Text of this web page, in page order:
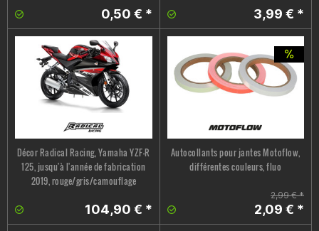
0,50 € * 3,99 € *
Décor Radical Racing, Yamaha YZF-R
125, jusqu'à l'année de fabrication
2019, rouge/gris/camouflage
104,90 € *
Autocollants pour jantes Motoflow,
différentes couleurs, fluo
2,99 € *
2,09 € *